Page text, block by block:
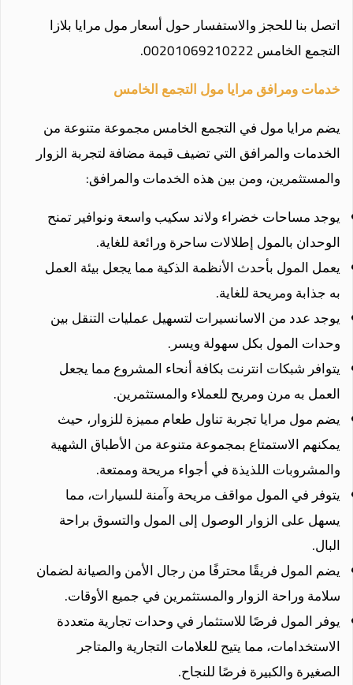
اتصل بنا للحجز والاستفسار حولأسعار مول مرايا بلازا
التجمع الخامس00201069210222
.
خدمات ومرافق مرايا مول التجمع الخامس
يضم مرايا مول في التجمع الخامس مجموعة متنوعة من
الخدمات والمرافق التي تضيف قيمة مضافة لتجربة الزوار
والمستثمرين، ومن بين هذه الخدمات والمرافق:
يوجد مساحات خضراء ولاند سكيب واسعة ونوافير تمنح
الوحدان بالمول إطلالات ساحرة ورائعة للغاية.
يعمل المول بأحدث الأنظمة الذكية مما يجعل بيئة العمل
به جذابة ومريحة للغاية.
يوجد عدد من الاسانسيرات لتسهيل عمليات التنقل بين
وحدات المول بكل سهولة ويسر.
يتوافر شبكات انترنت بكافة أنحاء المشروع مما يجعل
العمل به مرن ومريح للعملاء والمستثمرين.
يضم مول مرايا تجربة تناول طعام مميزة للزوار، حيث
يمكنهم الاستمتاع بمجموعة متنوعة من الأطباق الشهية
والمشروبات اللذيذة في أجواء مريحة وممتعة.
يتوفر في المول مواقف مريحة وآمنة للسيارات، مما
يسهل على الزوار الوصول إلى المول والتسوق براحة
البال.
يضم المول فريقًا محترفًا من رجال الأمن والصيانة لضمان
سلامة وراحة الزوار والمستثمرين في جميع الأوقات.
يوفر المول فرصًا للاستثمار في وحدات تجارية متعددة
الاستخدامات، مما يتيح للعلامات التجارية والمتاجر
الصغيرة والكبيرة فرصًا للنجاح.